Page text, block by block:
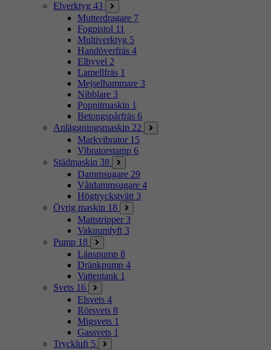
Elverktyg 43
Mutterdragare 7
Fogpistol 11
Multiverktyg 5
Handöverfräs 4
Elhyvel 2
Lamellfräs 1
Mejselhammare 3
Nibblare 3
Popnitmaskin 1
Betongspårfräs 6
Anläggningsmaskin 22
Markvibrator 15
Vibratorstamp 6
Städmaskin 38
Dammsugare 29
Våtdammsugare 4
Högtryckstvätt 3
Övrig maskin 18
Mattstripper 3
Vakuumlyft 3
Pump 18
Länspump 8
Dränkpump 4
Vattentank 1
Svets 16
Elsvets 4
Rörsvets 8
Migsvets 1
Gassvets 1
Tryckluft 5